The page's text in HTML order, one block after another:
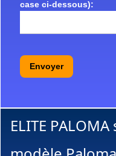
case ci-dessous):
Envoyer
ELITE